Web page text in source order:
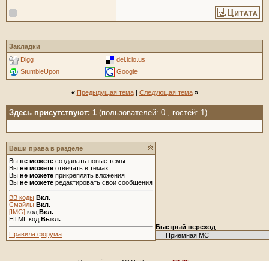
И все же да или нет?)
Закладки
Digg
del.icio.us
StumbleUpon
Google
« Предыдущая тема| Следующая тема »
Здесь присутствуют: 1 (пользователей: 0 , гостей: 1)
Ваши права в разделе
Вы не можете создавать новые темы
Вы не можете отвечать в темах
Вы не можете прикреплять вложения
Вы не можете редактировать свои сообщения
BB коды Вкл.
Смайлы Вкл.
[IMG] код Вкл.
HTML код Выкл.
Правила форума
Быстрый переход